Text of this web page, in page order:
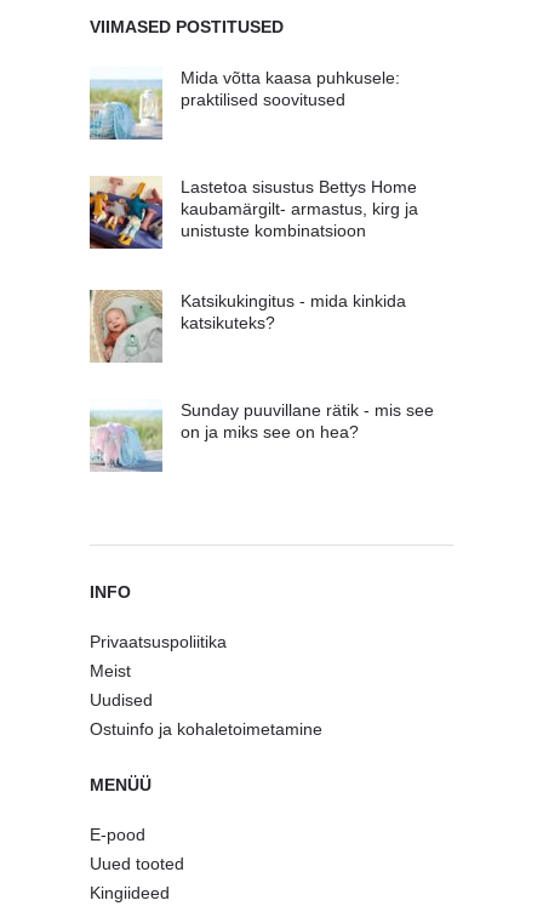
VIIMASED POSTITUSED
Mida võtta kaasa puhkusele:
praktilised soovitused
Lastetoa sisustus Bettys Home
kaubamärgilt- armastus, kirg ja
unistuste kombinatsioon
Katsikukingitus - mida kinkida
katsikuteks?
Sunday puuvillane rätik - mis see
on ja miks see on hea?
INFO
Privaatsuspoliitika
Meist
Uudised
Ostuinfo ja kohaletoimetamine
MENÜÜ
E-pood
Uued tooted
Kingiideed